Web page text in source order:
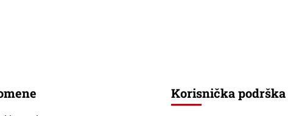
Korisnička podrška